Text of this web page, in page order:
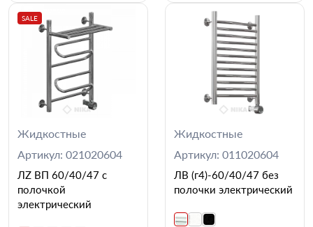
SALE
Жидкостные
Артикул: 021020604
ЛZ ВП 60/40/47 с
полочкой
электрический
Жидкостные
Артикул: 011020604
ЛВ (г4)-60/40/47 без
полочки электрический